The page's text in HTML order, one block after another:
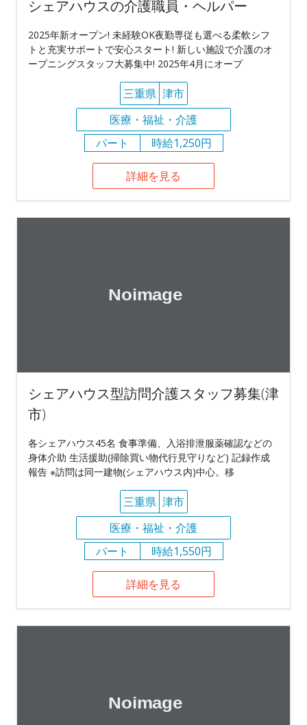
シェアハウスの介護職員・ヘルパー
2025年新オープン! 未経験OK夜勤専従も選べる柔軟シフ
トと充実サポートで安心スタート! 新しい施設で介護のオ
ープニングスタッフ大募集中! 2025年4月にオープ
三重県 津市
医療・福祉・介護
パート
時給1,250円
詳細を見る
シェアハウス型訪問介護スタッフ募集(津
市)
各シェアハウス45名 食事準備、入浴排泄服薬確認などの
身体介助 生活援助(掃除買い物代行見守りなど) 記録作成
報告 ※訪問は同一建物(シェアハウス内)中心。移
三重県 津市
医療・福祉・介護
パート
時給1,550円
詳細を見る